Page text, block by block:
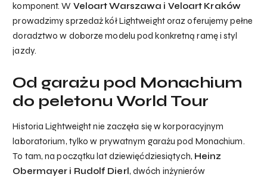
komponent. W Veloart Warszawa i Veloart Kraków
prowadzimy sprzedaż kół Lightweight oraz oferujemy pełne
doradztwo w doborze modelu pod konkretną ramę i styl
jazdy.
Od garażu pod Monachium
do peletonu World Tour
Historia Lightweight nie zaczęła się w korporacyjnym
laboratorium, tylko w prywatnym garażu pod Monachium.
To tam, na początku lat dziewięćdziesiątych, Heinz
Obermayer i Rudolf Dierl, dwóch inżynierów